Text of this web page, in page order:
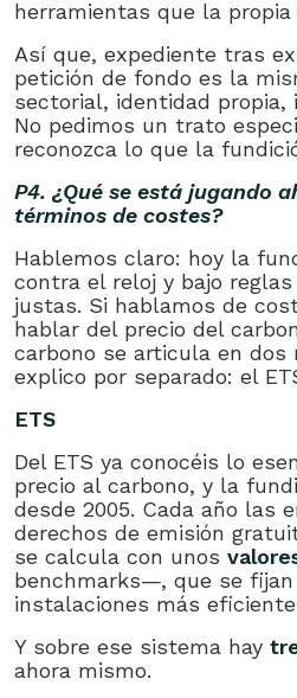
herramientas que la propia
Así que, expediente tras
petición de fondo es la
sectorial, identidad propia,
No pedimos un trato
reconozca lo que la
P4. ¿Qué se está jugando
términos de costes?
Hablemos claro: hoy la
contra el reloj y bajo
justas. Si hablamos de
hablar del precio del
carbono se articula en dos
explico por separado: el
ETS
Del ETS ya conocéis lo
precio al carbono, y la
desde 2005. Cada año las
derechos de emisión
se calcula con unos
benchmarks—, que se
instalaciones más
Y sobre ese sistema hay
ahora mismo.